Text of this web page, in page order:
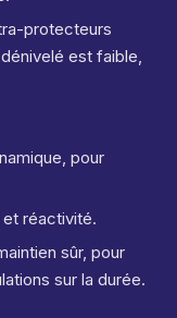
protecteurs
est faible,
pour
réactivité.
sûr, pour
sur la durée.